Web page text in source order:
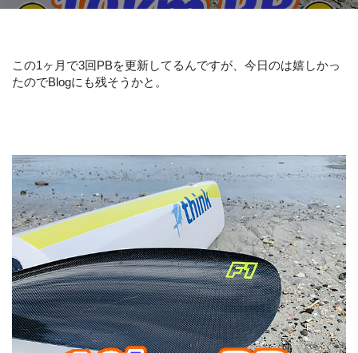
この1ヶ月で3回PBを更新してるんですが、今日のは嬉しかっ
たのでBlogにも残そうかと。